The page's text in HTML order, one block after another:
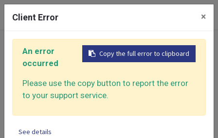
首頁 氣動砂光機
迷你圓形氣動砂光機
霹靂馬系列
無吸塵砂光機
Client Error ×
Copy the full error to clipboard
An error
occurred
Please use the copy button to report the error
to your support service.
See details